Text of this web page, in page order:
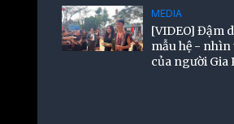
MEDIA
[VIDEO] Đậm
mẫu hệ - nhìn
của người Gia